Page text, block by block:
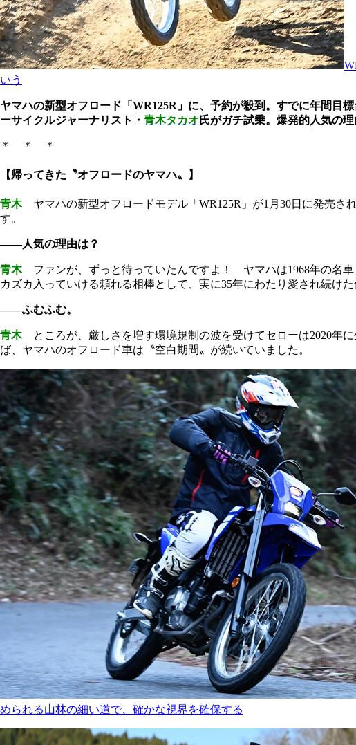
いう
ヤマハの新型オフロード「WR125R」に、予約が殺到。すでに年間
ーサイクルジャーナリスト・ 青木タカオ 氏がガチ試乗。爆発的人気の
＊ ＊ ＊
【帰ってきた〝オフロードのヤマハ〟】
青木ヤマハの新型オフロードモデル「WR125R」が1月30日に発売さ
す。
――人気の理由は？
青木ファンが、ずっと待っていたんですよ！ ヤマハは1968年の名車
カズカ入っていける頼れる相棒として、実に35年にわたり愛され続けた
――ふむふむ。
青木ところが、厳しさを増す環境規制の波を受けてセローは2020年
ば、ヤマハのオフロード車は〝空白期間〟が続いていました。
められる山林の細い道で、確かな視界を確保する